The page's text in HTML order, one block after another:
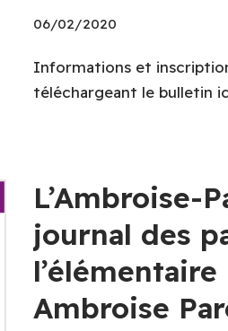
06/02/2020
Informations et
téléchargeant le bulletin
L’Ambroise-
journal des
l’élémentaire
Ambroise